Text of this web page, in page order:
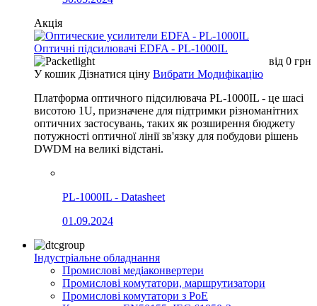
Акція
Оптичні підсилювачі EDFA - PL-1000IL
від 0 грн
У кошик Дізнатися ціну Вибрати Модифікацію
Платформа оптичного підсилювача PL-1000IL - це шасі
висотою 1U, призначене для підтримки різноманітних
оптичних застосувань, таких як розширення бюджету
потужності оптичної лінії зв'язку для побудови рішень
DWDM на великі відстані.
PL-1000IL - Datasheet
01.09.2024
Індустріальне обладнання
Промислові медіаконвертери
Промислові комутатори, маршрутизатори
Промислові комутатори з PoE